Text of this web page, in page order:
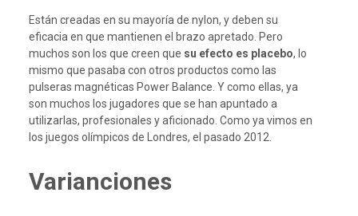
Están creadas en su mayoría de nylon, y deben su
eficacia en que mantienen el brazo apretado. Pero
muchos son los que creen que su efecto es placebo, lo
mismo que pasaba con otros productos como las
pulseras magnéticas Power Balance. Y como ellas, ya
son muchos los jugadores que se han apuntado a
utilizarlas, profesionales y aficionado. Como ya vimos en
los juegos olímpicos de Londres, el pasado 2012.
Varianciones